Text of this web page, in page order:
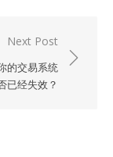
Next Post
的交易系统
已经失效？